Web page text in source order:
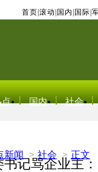
首页 滚动 国内 国际
点 国内 社会
新闻 > 社会 > 正文
记骂企业主